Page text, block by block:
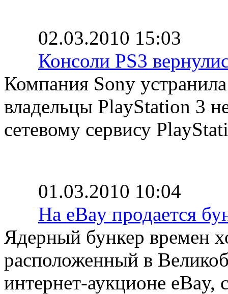
02.03.2010 15:03
Консоли PS3
Компания Sony
владельцы PlayStation 3
сетевому сервису
01.03.2010 10:04
На eBay продается
Ядерный бункер времен
расположенный в
интернет-аукционе eBay,